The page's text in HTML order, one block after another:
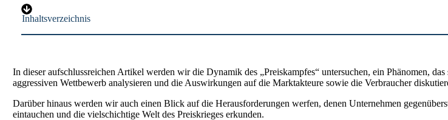
Inhaltsverzeichnis
In dieser aufschlussreichen Artikel werden wir die Dynamik des „Preiskampfes“ untersuchen, ein Phänomen,
aggressiven Wettbewerb analysieren und die Auswirkungen auf die Marktakteure sowie die Verbraucher
Darüber hinaus werden wir auch einen Blick auf die Herausforderungen werfen, denen Unternehmen
eintauchen und die vielschichtige Welt des Preiskrieges erkunden.